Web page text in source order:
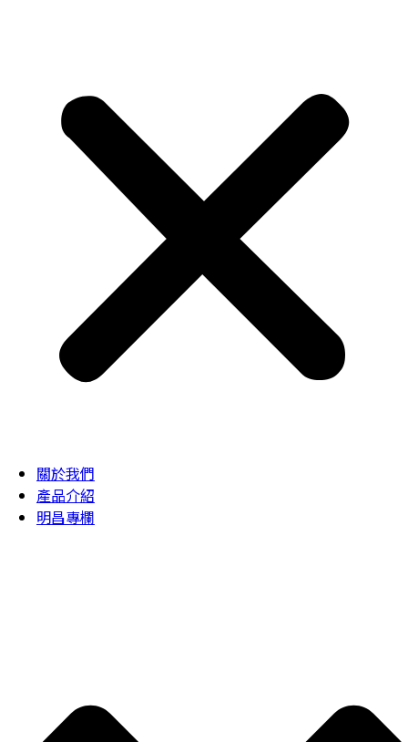
關於我們
產品介紹
明昌專欄